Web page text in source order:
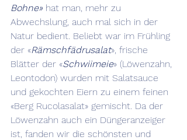
Bohne» hat man, mehr zu
Abwechslung, auch mal sich in der
Natur bedient. Beliebt war im Frühling
der «Rämschfädrusalat», frische
Blätter der «Schwiimeie» (Löwenzahn,
Leontodon) wurden mit Salatsauce
und gekochten Eiern zu einem feinen
«Berg Rucolasalat» gemischt. Da der
Löwenzahn auch ein Düngeranzeiger
ist, fanden wir die schönsten und